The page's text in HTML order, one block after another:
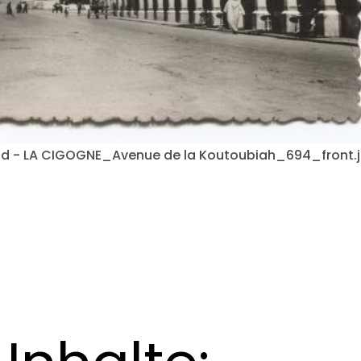
- LA CIGOGNE_Avenue de la